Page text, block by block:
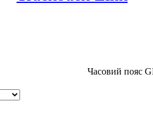
Часовий пояс